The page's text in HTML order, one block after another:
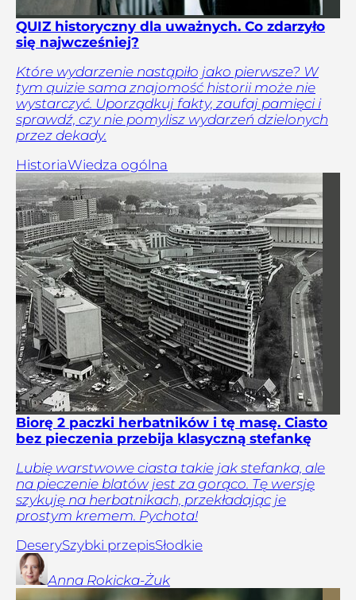
QUIZ historyczny dla uważnych. Co zdarzyło
się najwcześniej?
Które wydarzenie nastąpiło jako pierwsze? W
tym quizie sama znajomość historii może nie
wystarczyć. Uporządkuj fakty, zaufaj pamięci i
sprawdź, czy nie pomylisz wydarzeń dzielonych
przez dekady.
HistoriaWiedza ogólna
Biorę 2 paczki herbatników i tę masę. Ciasto
bez pieczenia przebija klasyczną stefankę
Lubię warstwowe ciasta takie jak stefanka, ale
na pieczenie blatów jest za gorąco. Tę wersję
szykuję na herbatnikach, przekładając je
prostym kremem. Pychota!
DeserySzybki przepisSłodkie
Anna Rokicka-Żuk